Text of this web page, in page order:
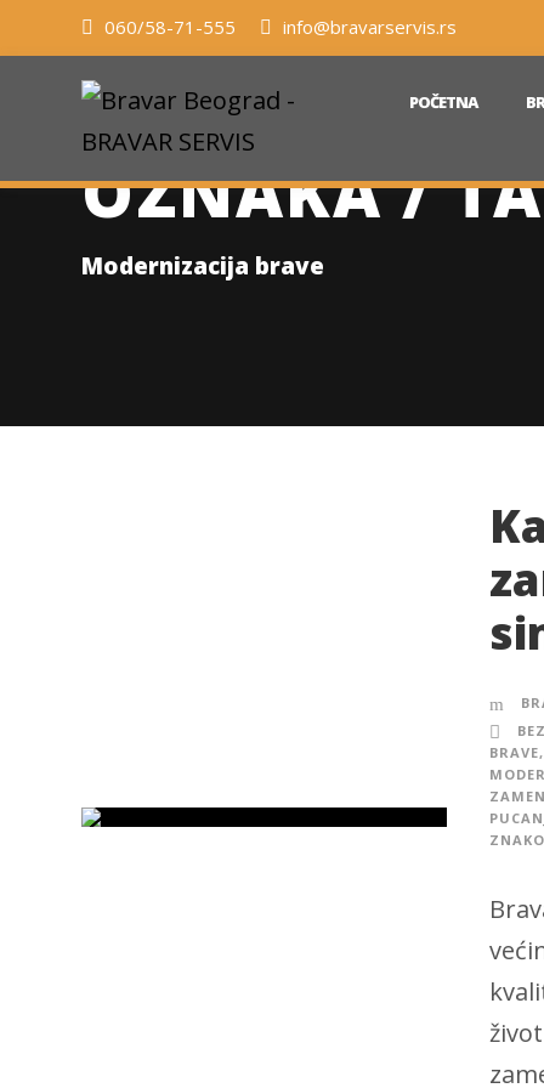
060/58-71-555 info@bravarservis.rs
POČETNA
OZNAKA /
Modernizacija brave
BRAVE,